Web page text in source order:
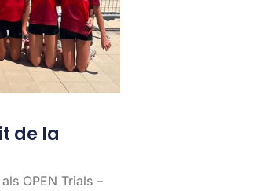
de la
OPEN Trials –